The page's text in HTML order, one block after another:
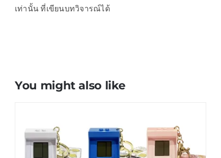
เท่านั้น ที่เขียนบทวิจารณ์ได้
You might also like